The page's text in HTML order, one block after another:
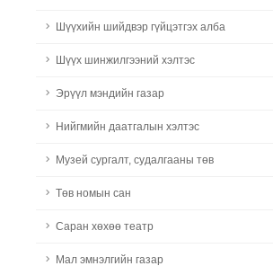
Шүүхийн шийдвэр гүйцэтгэх алба
Шүүх шинжилгээний хэлтэс
Эрүүл мэндийн газар
Нийгмийн даатгалын хэлтэс
Музей сургалт, судалгааны төв
Төв номын сан
Саран хөхөө театр
Мал эмнэлгийн газар